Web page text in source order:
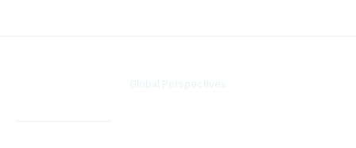
Global Perspectives